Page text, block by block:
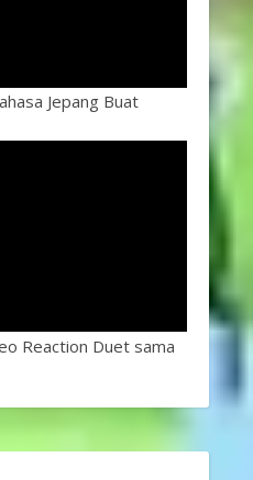
Jepang Buat
Reaction Duet sama